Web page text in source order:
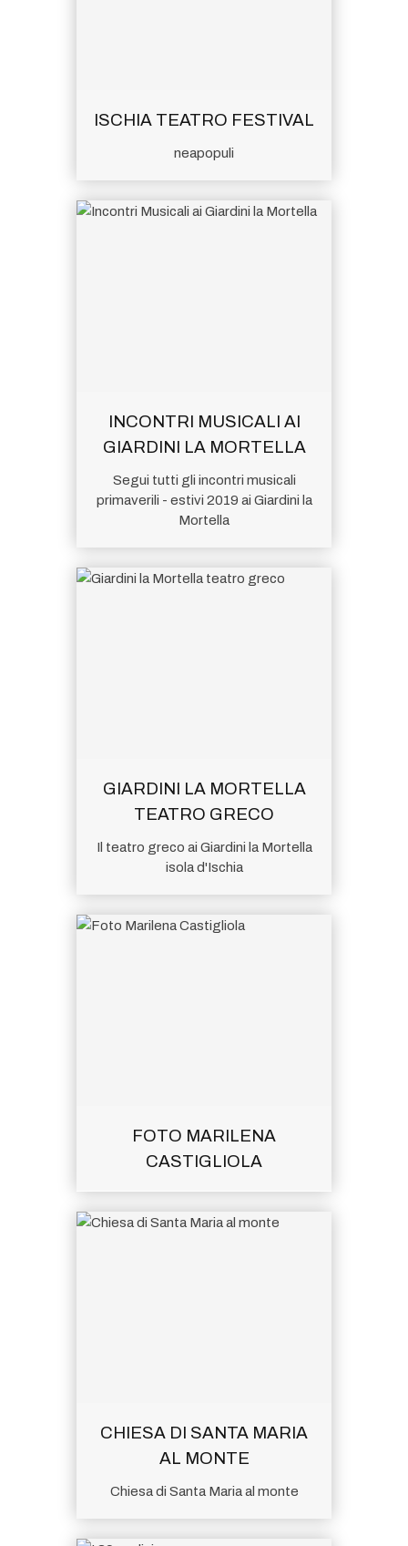
ISCHIA TEATRO FESTIVAL
neapopuli
INCONTRI MUSICALI AI
GIARDINI LA MORTELLA
Segui tutti gli incontri musicali
primaverili - estivi 2019 ai Giardini la
Mortella
GIARDINI LA MORTELLA
TEATRO GRECO
Il teatro greco ai Giardini la Mortella
isola d'Ischia
FOTO MARILENA
CASTIGLIOLA
CHIESA DI SANTA MARIA
AL MONTE
Chiesa di Santa Maria al monte